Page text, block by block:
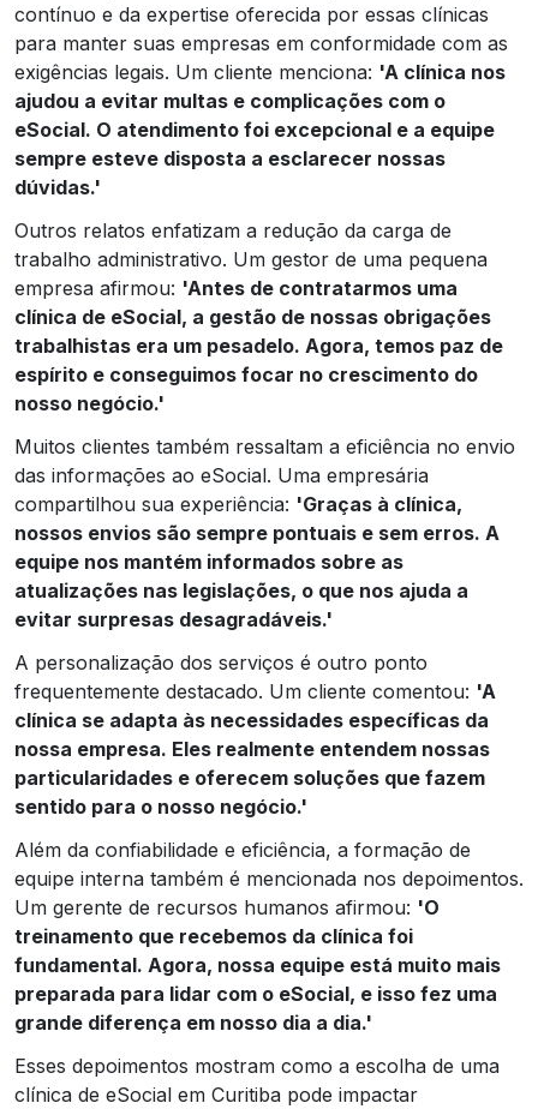
contínuo e da expertise oferecida por essas clínicas
para manter suas empresas em conformidade com as
exigências legais. Um cliente menciona: 'A clínica nos
ajudou a evitar multas e complicações com o
eSocial. O atendimento foi excepcional e a equipe
sempre esteve disposta a esclarecer nossas
dúvidas.'
Outros relatos enfatizam a redução da carga de
trabalho administrativo. Um gestor de uma pequena
empresa afirmou: 'Antes de contratarmos uma
clínica de eSocial, a gestão de nossas obrigações
trabalhistas era um pesadelo. Agora, temos paz de
espírito e conseguimos focar no crescimento do
nosso negócio.'
Muitos clientes também ressaltam a eficiência no envio
das informações ao eSocial. Uma empresária
compartilhou sua experiência: 'Graças à clínica,
nossos envios são sempre pontuais e sem erros. A
equipe nos mantém informados sobre as
atualizações nas legislações, o que nos ajuda a
evitar surpresas desagradáveis.'
A personalização dos serviços é outro ponto
frequentemente destacado. Um cliente comentou: 'A
clínica se adapta às necessidades específicas da
nossa empresa. Eles realmente entendem nossas
particularidades e oferecem soluções que fazem
sentido para o nosso negócio.'
Além da confiabilidade e eficiência, a formação de
equipe interna também é mencionada nos depoimentos.
Um gerente de recursos humanos afirmou: 'O
treinamento que recebemos da clínica foi
fundamental. Agora, nossa equipe está muito mais
preparada para lidar com o eSocial, e isso fez uma
grande diferença em nosso dia a dia.'
Esses depoimentos mostram como a escolha de uma
clínica de eSocial em Curitiba pode impactar